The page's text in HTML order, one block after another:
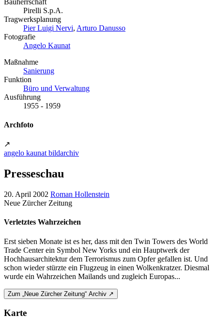
Pirelli S.p.A.
Tragwerksplanung
Pier Luigi Nervi, Arturo Danusso
Fotografie
Angelo Kaunat
Maßnahme
Sanierung
Funktion
Büro und Verwaltung
Ausführung
1955 - 1959
Archfoto
↗
angelo kaunat bildarchiv
Presseschau
20. April 2002 Roman Hollenstein
Neue Zürcher Zeitung
Verletztes Wahrzeichen
Erst sieben Monate ist es her, dass mit den Twin Towers des World
Trade Center ein Symbol New Yorks und ein Hauptwerk der
Hochhausarchitektur dem Terrorismus zum Opfer gefallen ist. Und
schon wieder stürzte ein Flugzeug in einen Wolkenkratzer. Diesmal
wurde ein Wahrzeichen Mailands und zugleich Europas...
Zum „Neue Zürcher Zeitung“ Archiv ↗
Karte